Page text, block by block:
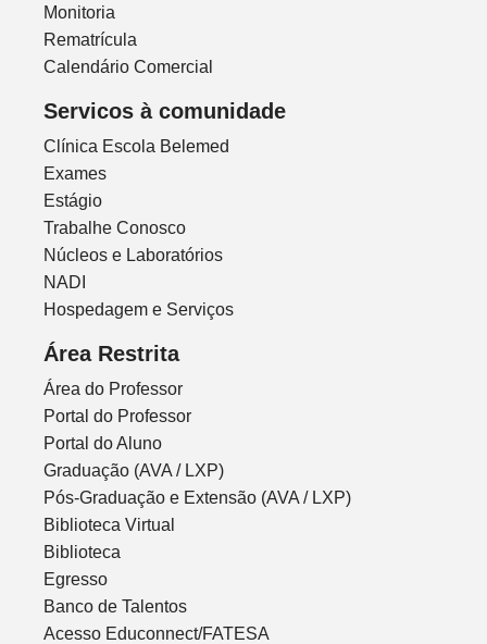
Monitoria
Rematrícula
Calendário Comercial
Servicos à comunidade
Clínica Escola Belemed
Exames
Estágio
Trabalhe Conosco
Núcleos e Laboratórios
NADI
Hospedagem e Serviços
Área Restrita
Área do Professor
Portal do Professor
Portal do Aluno
Graduação (AVA / LXP)
Pós-Graduação e Extensão (AVA / LXP)
Biblioteca Virtual
Biblioteca
Egresso
Banco de Talentos
Acesso Educonnect/FATESA